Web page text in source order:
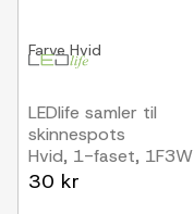
FarveHvid
LEDlife samler til
skinnespots
Hvid, 1-faset, 1F3W
30 kr